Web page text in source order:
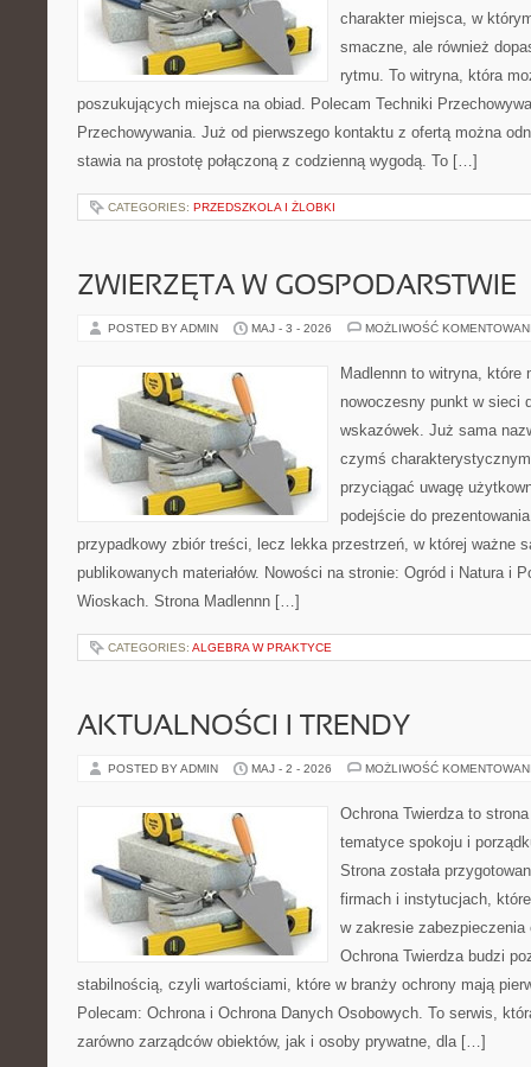
charakter miejsca, w
smaczne, ale również
rytmu. To witryna, która
poszukujących miejsca na obiad. Polecam Techniki
Przechowywania. Już od pierwszego kontaktu z ofertą można
stawia na prostotę połączoną z codzienną wygodą. To […]
CATEGORIES: PRZEDSZKOLA I ŻLOBKI
ZWIERZĘTA W GOSPODARSTWIE
POSTED BY ADMIN MAJ - 3 - 2026 MOŻLIWOŚĆ
Madlennn to witryna, które
nowoczesny punkt w sieci
wskazówek. Już sama
czymś
przyciągać uwagę
podejście do
przypadkowy zbiór treści, lecz lekka przestrzeń, w której ważne
publikowanych materiałów. Nowości na stronie: Ogród i Natura i
Wioskach. Strona Madlennn […]
CATEGORIES: ALGEBRA W PRAKTYCE
AKTUALNOŚCI I TRENDY
POSTED BY ADMIN MAJ - 2 - 2026 MOŻLIWOŚĆ
Ochrona Twierdza to
tematyce spokoju i
Strona została
firmach i instytucjach,
w zakresie
Ochrona Twierdza budzi
stabilnością, czyli wartościami, które w branży ochrony mają
Polecam: Ochrona i Ochrona Danych Osobowych. To serwis,
zarówno zarządców obiektów, jak i osoby prywatne, dla […]